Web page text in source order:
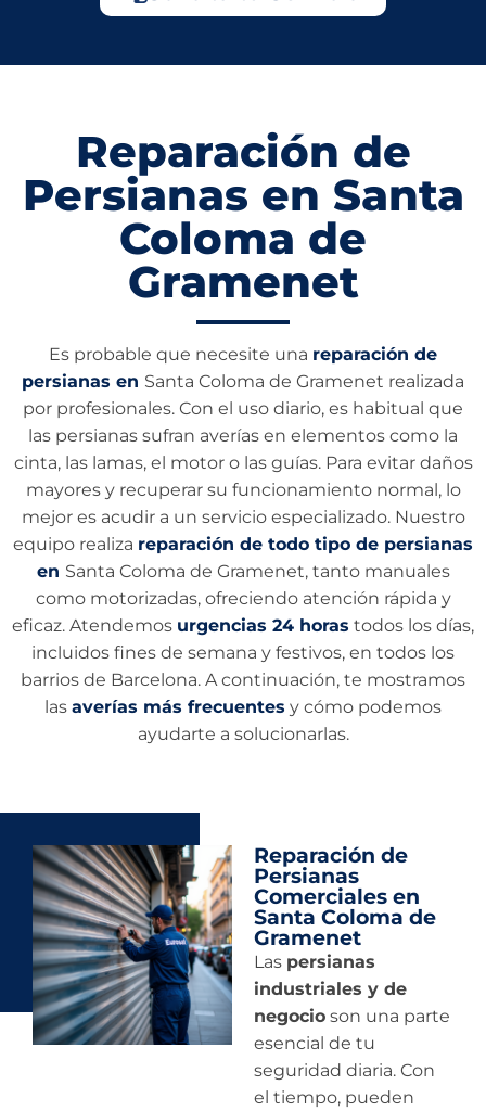
Reparación de
Persianas en Santa
Coloma de
Gramenet
Es probable que necesite una reparación de
persianas en Santa Coloma de Gramenet realizada
por profesionales. Con el uso diario, es habitual que
las persianas sufran averías en elementos como la
cinta, las lamas, el motor o las guías. Para evitar daños
mayores y recuperar su funcionamiento normal, lo
mejor es acudir a un servicio especializado. Nuestro
equipo realiza reparación de todo tipo de persianas
en Santa Coloma de Gramenet, tanto manuales
como motorizadas, ofreciendo atención rápida y
eficaz. Atendemos urgencias 24 horas todos los días,
incluidos fines de semana y festivos, en todos los
barrios de Barcelona. A continuación, te mostramos
las averías más frecuentes y cómo podemos
ayudarte a solucionarlas.
Reparación de
Persianas
Comerciales en
Santa Coloma de
Gramenet
Las persianas
industriales y de
negocio son una parte
esencial de tu
seguridad diaria. Con
el tiempo, pueden